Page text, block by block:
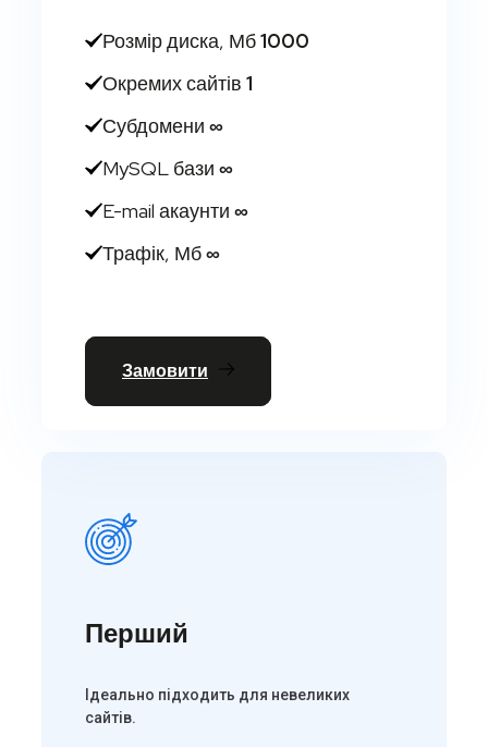
Розмір диска, Мб1000
Окремих сайтів 1
Субдомени ∞
MySQL бази ∞
E-mail акаунти ∞
Трафік, Мб∞
Замовити
Перший
Ідеально підходить для невеликих
сайтів.